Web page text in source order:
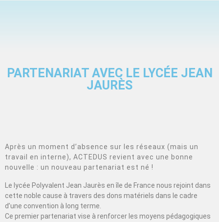
PARTENARIAT AVEC LE LYCÉE JEAN
JAURÈS
Après un moment d’absence sur les réseaux (mais un
travail en interne), ACTEDUS revient avec une bonne
nouvelle : un nouveau partenariat est né !
Le lycée Polyvalent Jean Jaurès en île de France nous rejoint dans
cette noble cause à travers des dons matériels dans le cadre
d’une convention à long terme.
Ce premier partenariat vise à renforcer les moyens pédagogiques